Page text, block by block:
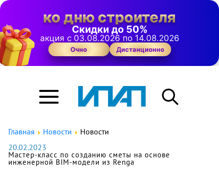
ко дню строителя
Скидки до 50%
акция с 03.08.2026 по 14.08.2026
Очно Дистанционно
Главная Новости
Новости
20.02.2023
Мастер-класс по созданию сметы на основе
инженерной BIM-модели из Renga